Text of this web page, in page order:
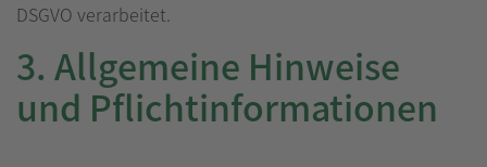
DSGVO verarbeitet.
3. Allgemeine Hinweise
und Pflicht­informationen